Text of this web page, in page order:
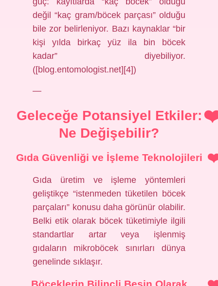
değil “kaç gram/böcek parçası” olduğu
bile zor belirleniyor. Bazı kaynaklar “bir
kişi yılda birkaç yüz ila bin böcek
kadar” diyebiliyor.
([blog.entomologist.net][4])
—
Geleceğe Potansiyel Etkiler:
Ne Değişebilir?
Gıda Güvenliği ve İşleme Teknolojileri
Gıda üretim ve işleme yöntemleri
geliştikçe “istenmeden tüketilen böcek
parçaları” konusu daha görünür olabilir.
Belki etik olarak böcek tüketimiyle ilgili
standartlar artar veya işlenmiş
gıdaların mikroböcek sınırları dünya
genelinde sıklaşır.